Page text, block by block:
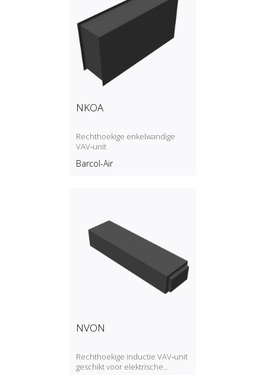
NKOA
Rechthoekige enkelwandige
VAV‑unit
Barcol-Air
NVON
Rechthoekige inductie VAV‑unit
geschikt voor elektrische